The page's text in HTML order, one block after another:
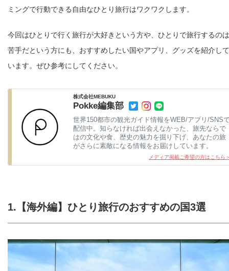
ミングで行動できる自由なひとり旅行はワクワクします。
今回はひとりで行く旅行が大好きという方や、ひとりで旅行するのは
苦手だという方にも、おすすめしたい国やアプリ、グッズを紹介して
います。ぜひ参考にしてください。
株式会社MEBUKU
Pokke編集部
世界150都市の観光ガイド情報をWEB/アプリ/SNS
配信中。知らなければ出会えなかった、旅先ならで
はの文化や食、歴史の魅力を掘り下げ、あなたの旅
がさらに素敵になる情報をお届けしています。
メディア掲載ご希望の方はこちら
1.【海外編】ひとり旅行のおすすめの国3選